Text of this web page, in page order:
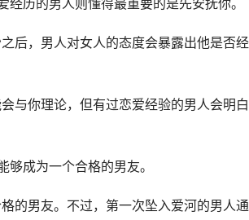
历的男人则懂得最重要的是先安抚你。
后，男人对女人的态度会暴露出他是否
与你理论，但有过恋爱经验的男人会明
成为一个合格的男友。
的男友。不过，第一次坠入爱河的男人